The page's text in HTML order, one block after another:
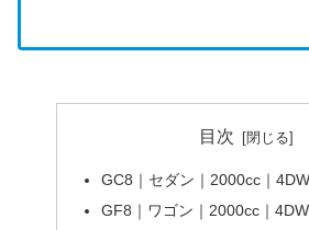
目次
GC8｜セダン｜2000cc｜
GF8｜ワゴン｜2000cc｜